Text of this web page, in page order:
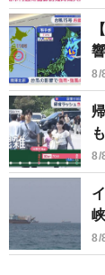
8/
8/
8/